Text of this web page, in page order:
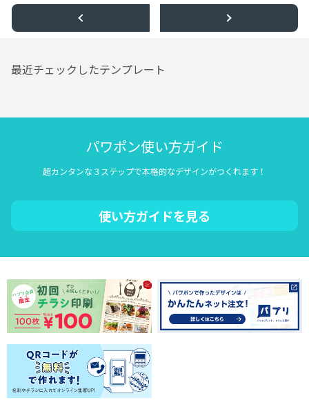
最近チェックしたテンプレート
パワポン使い方ガイド
超カンタンな３ステップで本格的なデザインがつくれます！
使い方ガイドを見る